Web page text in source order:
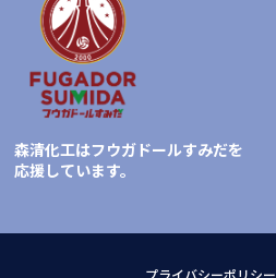
森清化工はフウガドールすみだを
応援しています。
プライバシーポリシー